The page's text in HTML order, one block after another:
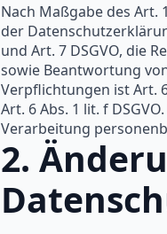
Nach Maßgabe des
der
und Art. 7 DSGVO, die
sowie Beantwortung
Verpflichtungen ist Art.
Art. 6 Abs. 1 lit. f
Verarbeitung
2.